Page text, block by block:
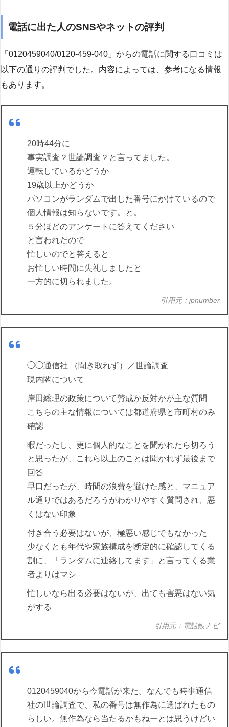
電話に出た人のSNSやネットの評判
「0120459040/0120-459-040」からの電話に関する口コミは
以下の通りの評判でした。内容によっては、参考になる情報
もあります。
20時44分に
事実調査？世論調査？と言ってました。
運転しているかどうか
19歳以上かどうか
パソコンがランダムで出した番号にかけているので
個人情報は知らないです。と。
５分ほどのアンケートに答えてください
と言われたので
忙しいのでと答えると
お忙しい時間に失礼しましたと
一方的に切られました。
引用元：jpnumber
◯◯通信社 （聞き取れず）／世論調査
現内閣について
岸田総理の政策について賛成か反対かが主な質問
こちらの主な情報については都道府県と市町村のみ
確認
暇だったし、更に個人的なことを聞かれたら切ろう
と思ったが、これら以上のことは聞かれず最後まで
回答
早口だったが、時間の浪費を避けた感と、マニュア
ル通りではあるだろうがわかりやすく質問され、悪
くはない印象
付き合う必要はないが、極悪い感じでもなかった
少なくとも年代や家族構成を断定的に確認してくる
割に、「ランダムに連絡してます」と言ってくる業
者よりはマシ
忙しいなら出る必要はないが、出ても害悪はない気
がする
引用元：電話帳ナビ
0120459040から今電話が来た。なんでも時事通信
社の世論調査で、私の番号は無作為に選ばれたもの
らしい。無作為なら当たるかもねーとは思うけどい